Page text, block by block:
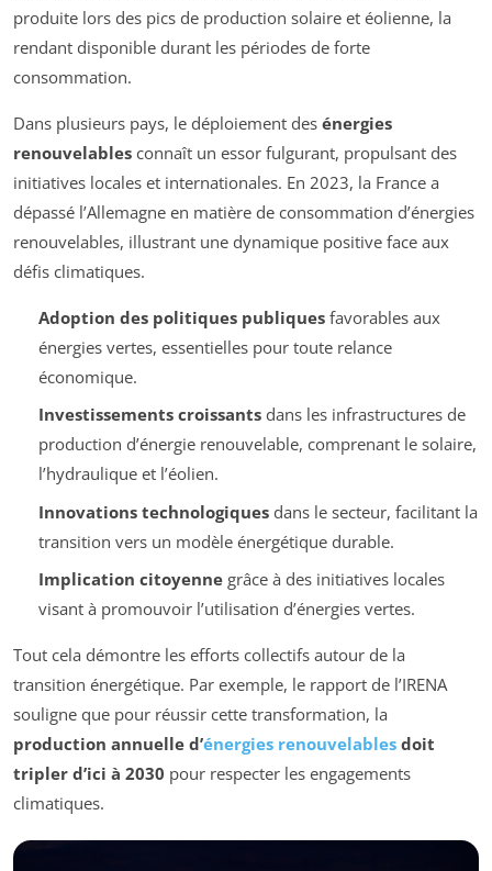
produite lors des pics de production solaire et éolienne, la
rendant disponible durant les périodes de forte
consommation.
Dans plusieurs pays, le déploiement des énergies
renouvelables connaît un essor fulgurant, propulsant des
initiatives locales et internationales. En 2023, la France a
dépassé l’Allemagne en matière de consommation d’énergies
renouvelables, illustrant une dynamique positive face aux
défis climatiques.
Adoption des politiques publiquesfavorables aux
énergies vertes, essentielles pour toute relance
économique.
Investissements croissantsdans les infrastructures de
production d’énergie renouvelable, comprenant le solaire,
l’hydraulique et l’éolien.
Innovations technologiquesdans le secteur, facilitant la
transition vers un modèle énergétique durable.
Implication citoyennegrâce à des initiatives locales
visant à promouvoir l’utilisation d’énergies vertes.
Tout cela démontre les efforts collectifs autour de la
transition énergétique. Par exemple, le rapport de l’IRENA
souligne que pour réussir cette transformation, la
production annuelle d’énergies renouvelables doit
tripler d’ici à 2030 pour respecter les engagements
climatiques.